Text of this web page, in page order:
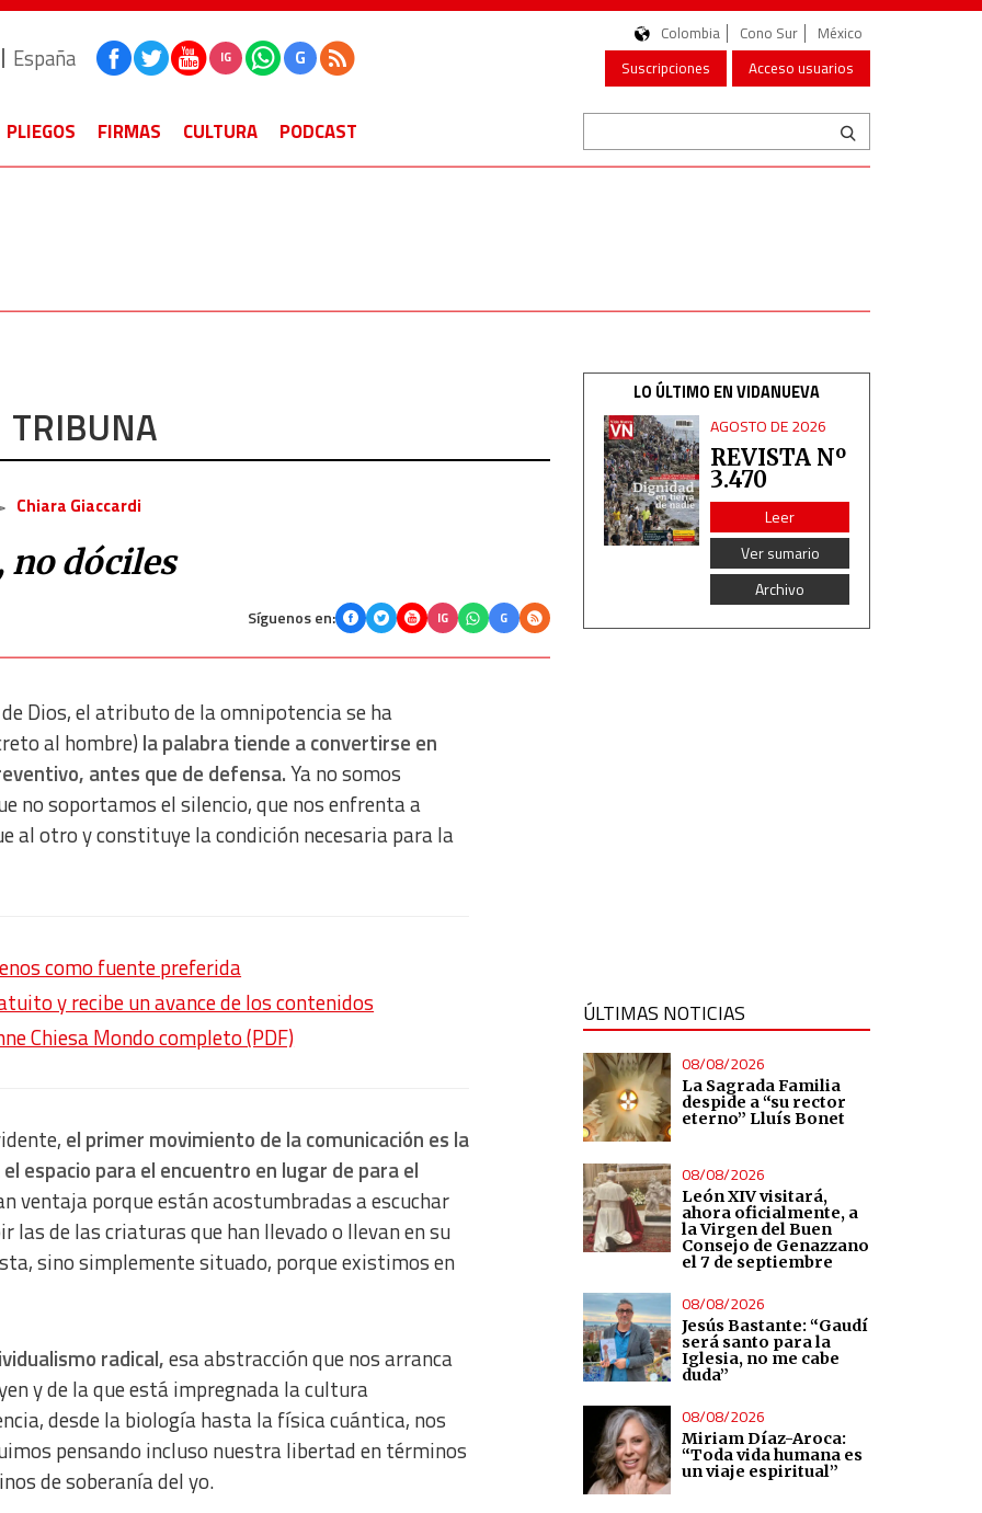
España IG G
Colombia Cono Sur
México
Suscripciones
Acceso usuarios
PLIEGOS FIRMAS CULTURA PODCAST
TRIBUNA
Chiara Giaccardi
no dóciles
Síguenos en: IG G
Dios, el atributo de la omnipotencia se ha
al hombre) la palabra tiende a convertirse en
antes que de defensa.Ya no somos
no soportamos el silencio, que nos enfrenta a
al otro y constituye la condición necesaria para la
como fuente preferida
y recibe un avance de los contenidos
Chiesa Mondo completo (PDF)
el primer movimiento de la comunicación es la
espacio para el encuentro en lugar de para el
ventaja porque están acostumbradas a escuchar
las de las criaturas que han llevado o llevan en su
sino simplemente situado, porque existimos en
radical,esa abstracción que nos arranca
y de la que está impregnada la cultura
desde la biología hasta la física cuántica, nos
pensando incluso nuestra libertad en términos
de soberanía del yo.
LO ÚLTIMO EN VIDANUEVA
AGOSTO DE 2026
REVISTA Nº
3.470
Leer
Ver sumario
Archivo
ÚLTIMAS NOTICIAS
08/08/2026
La Sagrada Familia
despide a “su rector
eterno” Lluís Bonet
08/08/2026
León XIV visitará,
ahora oficialmente, a
la Virgen del Buen
Consejo de Genazzano
el 7 de septiembre
08/08/2026
Jesús Bastante: “Gaudí
será santo para la
Iglesia, no me cabe
duda”
08/08/2026
Miriam Díaz-Aroca:
“Toda vida humana es
un viaje espiritual”